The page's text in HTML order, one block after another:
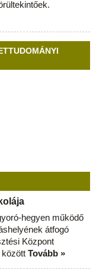
hegyen működő
átfogó
Központ
között Tovább »